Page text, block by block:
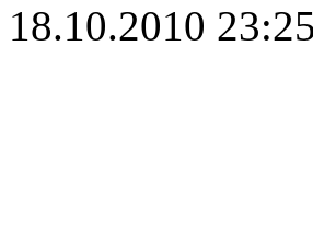
18.10.2010